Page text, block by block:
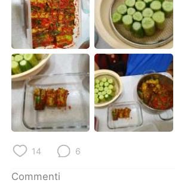
한국어 Русский
ไทย Indonesia
Türkçe Tiếng Việt
Português
14 6
Commenti